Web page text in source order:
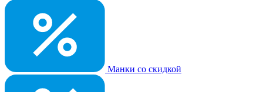
Манки со скидкой